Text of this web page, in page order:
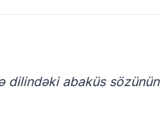
dilindəki abaküs sözünün